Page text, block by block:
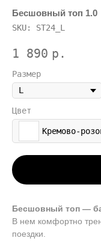
Бесшовный топ 1.0
SKU: ST24_L
1 890 р.
Размер
Цвет
Кремово-
Бесшовный топ —
В нем комфортно
поездки.